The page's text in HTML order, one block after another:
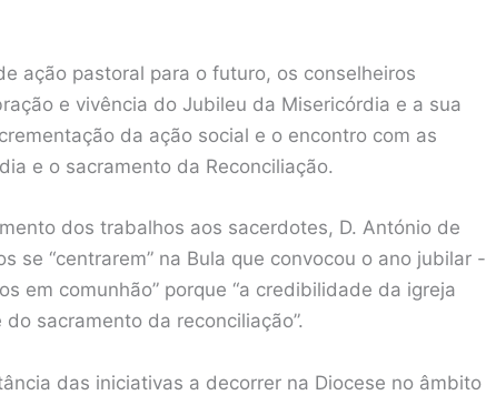
ação pastoral para o futuro, os conselheiros
e vivência do Jubileu da Misericórdia e a sua
da ação social e o encontro com as
e o sacramento da Reconciliação.
dos trabalhos aos sacerdotes, D. António de
se “centrarem” na Bula que convocou o ano jubilar -
em comunhão” porque “a credibilidade da igreja
sacramento da reconciliação”.
das iniciativas a decorrer na Diocese no âmbito